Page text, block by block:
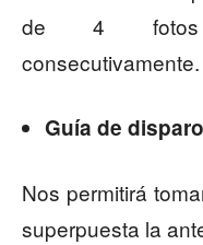
de 4 fotos
consecutivamente.
Guía de
Nos permitirá
superpuesta la